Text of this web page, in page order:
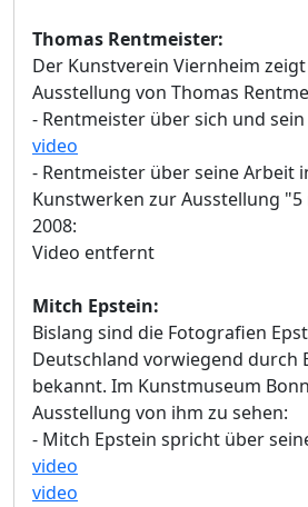
Thomas Rentmeister:
Der Kunstverein Viernheim
Ausstellung von Thomas
- Rentmeister über sich und sein
video
- Rentmeister über seine Arbeit
Kunstwerken zur Ausstellung
2008:
Video entfernt
Mitch Epstein:
Bislang sind die Fotografien
Deutschland vorwiegend durch
bekannt. Im Kunstmuseum
Ausstellung von ihm zu sehen:
- Mitch Epstein spricht über
video
video